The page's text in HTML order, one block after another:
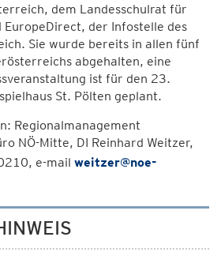
dem Landesschulrat für
der Infostelle des
Sie wurde bereits in allen fünf
abgehalten, eine
ist für den 23.
St. Pölten geplant.
Regionalmanagement
NÖ-Mitte, DI Reinhard Weitzer,
e-mail weitzer@noe-